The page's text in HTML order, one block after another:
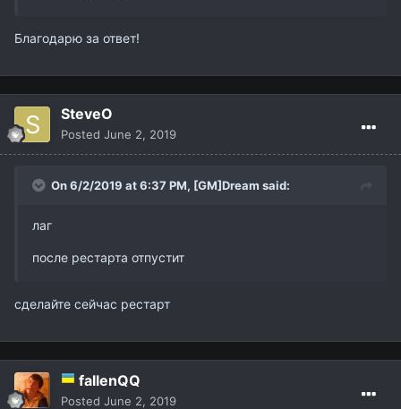
Благодарю за ответ!
SteveO
Posted June 2, 2019
On 6/2/2019 at 6:37 PM, [GM]Dream said:
лаг
после рестарта отпустит
сделайте сейчас рестарт
fallenQQ
Posted June 2, 2019